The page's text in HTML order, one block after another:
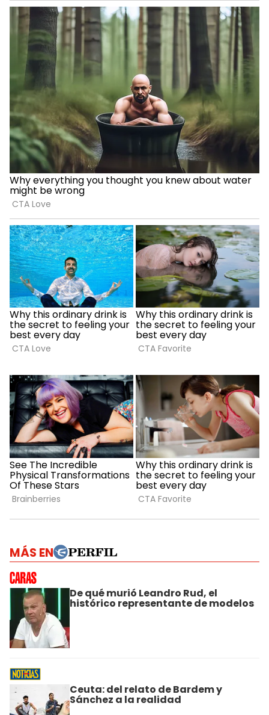
MÁS EN
De qué murió Leandro Rud, el
histórico representante de modelos
Ceuta: del relato de Bardem y
Sánchez a la realidad